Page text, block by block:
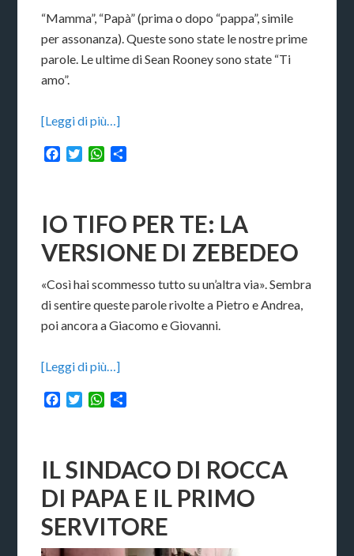
“Mamma”, “Papà” (prima o dopo “pappa”, simile
per assonanza). Queste sono state le nostre prime
parole. Le ultime di Sean Rooney sono state “Ti
amo”.
[Leggi di più…]
Facebook
TwitterWhatsApp
IO TIFO PER TE: LA
VERSIONE DI ZEBEDEO
«Così hai scommesso tutto su un’altra via». Sembra
di sentire queste parole rivolte a Pietro e Andrea,
poi ancora a Giacomo e Giovanni.
[Leggi di più…]
Facebook
TwitterWhatsApp
IL SINDACO DI ROCCA
DI PAPA E IL PRIMO
SERVITORE